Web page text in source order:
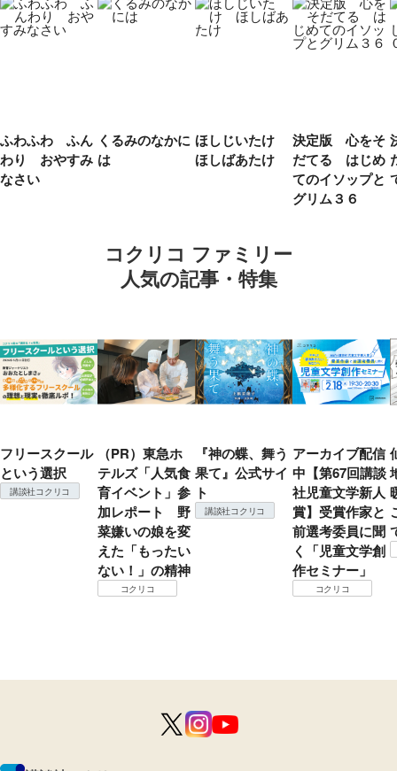
ふわふわ ふん
わり おやすみ
なさい
くるみのなかに
は
ほしじいたけ
ほしばあたけ
決定版 心をそ
だてる はじめ
てのイソップと
グリム３６
コクリコ ファミリー
人気の記事・特集
フリースクール
という選択
講談社コクリコ
（PR）東急ホ
テルズ「人気食
育イベント」参
加レポート 野
菜嫌いの娘を変
えた「もったい
ない！」の精神
コクリコ
『神の蝶、舞う
果て』公式サイ
ト
講談社コクリコ
アーカイブ配信
中【第67回講談
社児童文学新人
賞】受賞作家と
前選考委員に聞
く「児童文学創
作セミナー」
コクリコ